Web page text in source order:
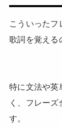
こういった
歌詞を覚える
特に文法や英
く、フレー
す。